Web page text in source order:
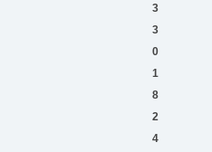
3
3
0
1
8
2
4